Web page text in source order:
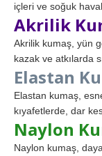
içleri ve soğuk
Akrilik
Akrilik kumaş, yün
kazak ve atkılarda
Elastan
Elastan kumaş,
kıyafetlerde, dar
Naylon
Naylon kumaş,